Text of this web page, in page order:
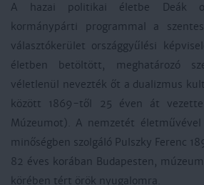
A hazai politikai életbe Deák
kormánypárti programmal a
választókerület országgyűlési
életben betöltött, meghatározó
véletlenül nevezték őt a dualizmus
között 1869-től 25 éven át
Múzeumot). A nemzetét
minőségben szolgáló Pulszky Ferenc
82 éves korában Budapesten,
körében tért örök nyugalomra.